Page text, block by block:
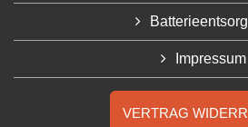
Impressum
VERTRAG